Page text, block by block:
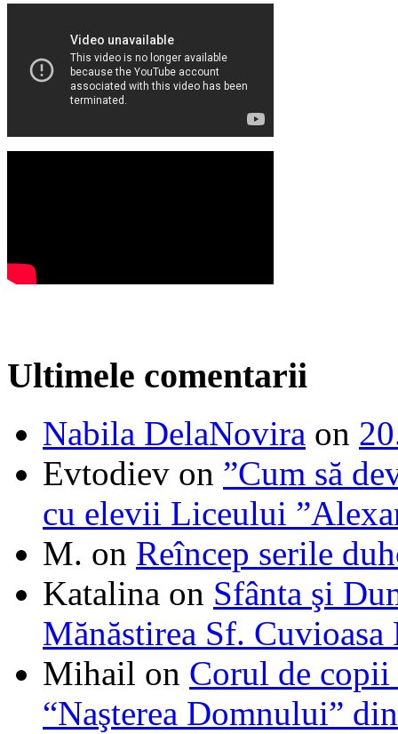
Ultimele comentarii
Nabila DelaNovira on
Evtodiev on ”Cum să
cu elevii Liceului
M. on Reîncep serile
Katalina on Sfânta şi
Mănăstirea Sf. Cuvioasa
Mihail on Corul de
“Naşterea Domnului”